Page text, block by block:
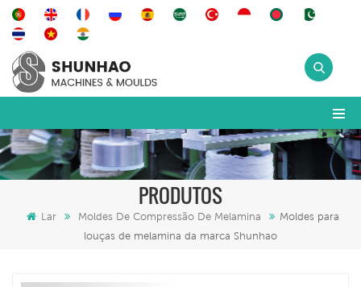
PRODUTOS
Lar Moldes De Compressão De Melamina
Moldes para
louças de melamina da marca Shunhao